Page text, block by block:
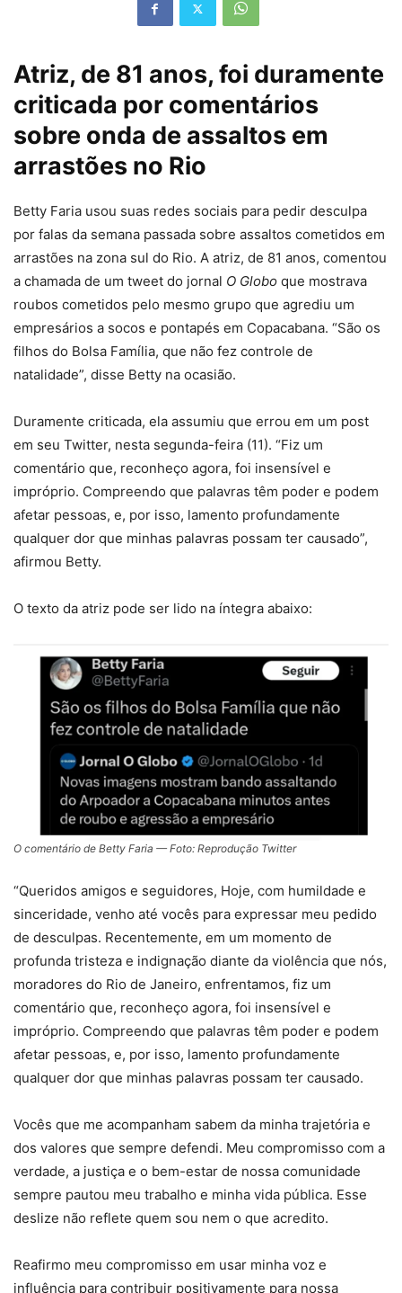
Atriz, de 81 anos, foi duramente
criticada por comentários
sobre onda de assaltos em
arrastões no Rio
Betty Faria usou suas redes sociais para pedir desculpa
por falas da semana passada sobre assaltos cometidos em
arrastões na zona sul do Rio. A atriz, de 81 anos, comentou
a chamada de um tweet do jornal O Globo que mostrava
roubos cometidos pelo mesmo grupo que agrediu um
empresários a socos e pontapés em Copacabana. “São os
filhos do Bolsa Família, que não fez controle de
natalidade”, disse Betty na ocasião.
Duramente criticada, ela assumiu que errou em um post
em seu Twitter, nesta segunda-feira (11). “Fiz um
comentário que, reconheço agora, foi insensível e
impróprio. Compreendo que palavras têm poder e podem
afetar pessoas, e, por isso, lamento profundamente
qualquer dor que minhas palavras possam ter causado”,
afirmou Betty.
O texto da atriz pode ser lido na íntegra abaixo:
O comentário de Betty Faria — Foto: Reprodução Twitter
“Queridos amigos e seguidores, Hoje, com humildade e
sinceridade, venho até vocês para expressar meu pedido
de desculpas. Recentemente, em um momento de
profunda tristeza e indignação diante da violência que nós,
moradores do Rio de Janeiro, enfrentamos, fiz um
comentário que, reconheço agora, foi insensível e
impróprio. Compreendo que palavras têm poder e podem
afetar pessoas, e, por isso, lamento profundamente
qualquer dor que minhas palavras possam ter causado.
Vocês que me acompanham sabem da minha trajetória e
dos valores que sempre defendi. Meu compromisso com a
verdade, a justiça e o bem-estar de nossa comunidade
sempre pautou meu trabalho e minha vida pública. Esse
deslize não reflete quem sou nem o que acredito.
Reafirmo meu compromisso em usar minha voz e
influência para contribuir positivamente para nossa